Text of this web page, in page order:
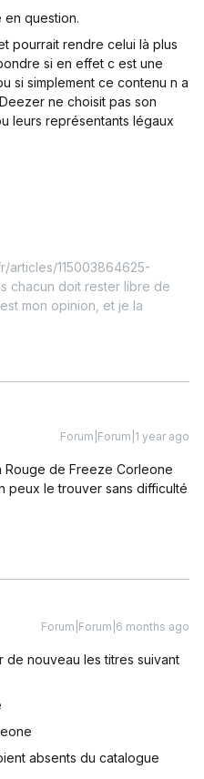
en question.
pourrait rendre celui là plus
si en effet c est une
si simplement ce contenu n a
ne choisit pas son
leurs représentants légaux
articles/115003864625-
chacun doit rester libre de
mon opinion, et je la
Forum|Forum|1 year ago
Rouge de Freeze Corleone
peux le trouver sans difficulté
Forum|Forum|6 months ago
de nouveau les titres suivant
absents du catalogue